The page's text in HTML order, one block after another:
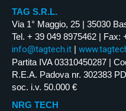
TAG S.R.L.
Via 1° Maggio, 25 | 35030
Tel. + 39 049 8975462 | Fax:
info@tagtech.it |
Partita IVA 03310450287 |
R.E.A. Padova nr. 302383
soc. i.v. 50.000 €
NRG TECH